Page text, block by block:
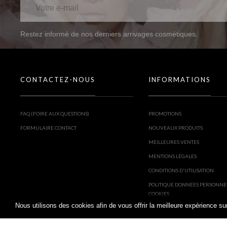
Nous utilisons des cookies afin de vous offrir la meilleure expérience
Restez informé de nos derniers arrivages cosmétiques.
CONTACTEZ-NOUS
FAQ (FOIRE AUX QUESTIONS)
FORMULAIRE CONTACT
INFORMATIONS
PROMOTIONS
NOUVEAUX PRODUITS
MEILLEURES VENTES
MENTIONS LÉGALES
CONDITIONS D'UTILISATION
POLITIQUE DONNÉES
COOKIES
PARTENAIRES : COOKIES,